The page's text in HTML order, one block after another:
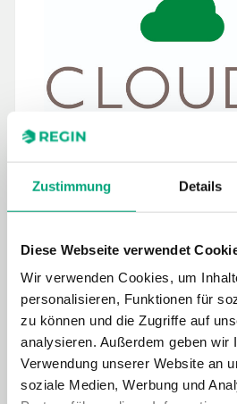
Zustimmung Details
Diese Webseite verwendet
Wir verwenden Cookies, um
personalisieren, Funktionen für
zu können und die Zugriffe auf
analysieren. Außerdem geben wir
Verwendung unserer Website an
soziale Medien, Werbung und
CLOUDigo – Die
Überwachung
Wenn Sie zu jeder Zeit
Kontrolle über das
Gebäudes haben
CLOUDigo genau das
Kollegen und Sie haben
Zugriff auf unsere